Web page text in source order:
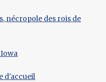
nécropole des rois de
d'accueil